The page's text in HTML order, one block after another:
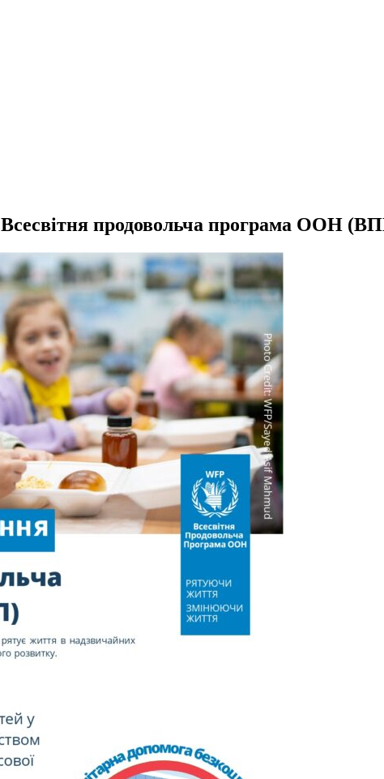
Всесвітня продовольча програма ООН